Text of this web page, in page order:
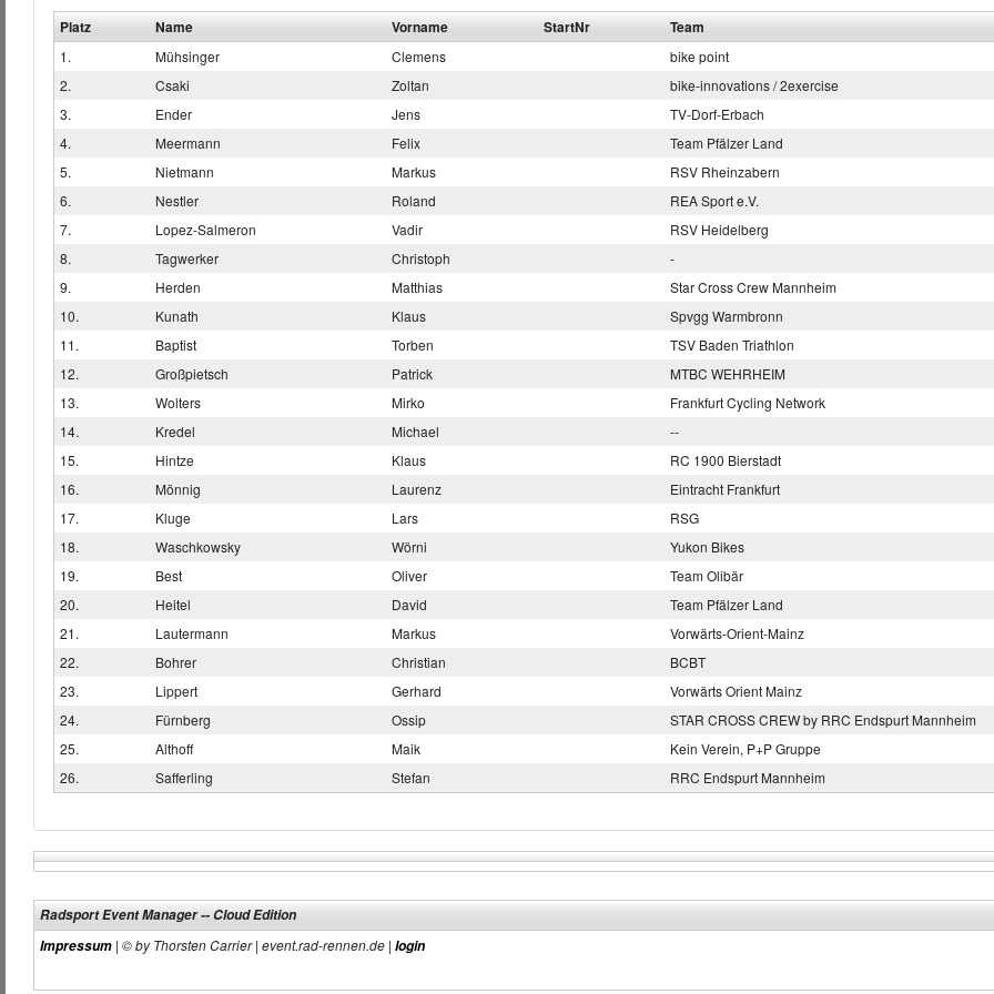
Platz Name Vorname StartNr Team
1. Mühsinger Clemens
bike point
2.
Csaki Zoltan
bike-innovations / 2exercise
3.
Ender Jens
TV-Dorf-Erbach
4.
Meermann Felix
Team Pfälzer Land
5.
Nietmann Markus
RSV Rheinzabern
6.
Nestler Roland
REA Sport e.V.
7.
Lopez-Salmeron Vadir
RSV Heidelberg
8.
Tagwerker Christoph
-
9.
Herden Matthias
Star Cross Crew Mannheim
10.
Kunath Klaus
Spvgg Warmbronn
11.
Baptist Torben
TSV Baden Triathlon
12.
Großpietsch Patrick
MTBC WEHRHEIM
13.
Wolters Mirko
Frankfurt Cycling Network
14.
Kredel Michael
--
15.
Hintze Klaus
RC 1900 Bierstadt
16.
Mönnig Laurenz
Eintracht Frankfurt
17.
Kluge Lars
RSG
18.
Waschkowsky Wörni
Yukon Bikes
19.
Best Oliver
Team Olibär
20.
Heitel David
Team Pfälzer Land
21.
Lautermann Markus
Vorwärts-Orient-Mainz
22.
Bohrer Christian
BCBT
23.
Lippert Gerhard
Vorwärts Orient Mainz
24.
Fürnberg Ossip
STAR CROSS CREW by RRC Endspurt Mannheim
25.
Althoff Maik
Kein Verein, P+P Gruppe
26.
Safferling Stefan RRC Endspurt Mannheim
Radsport Event Manager -- Cloud Edition
Impressum | © by Thorsten Carrier | event.rad-rennen.de | login